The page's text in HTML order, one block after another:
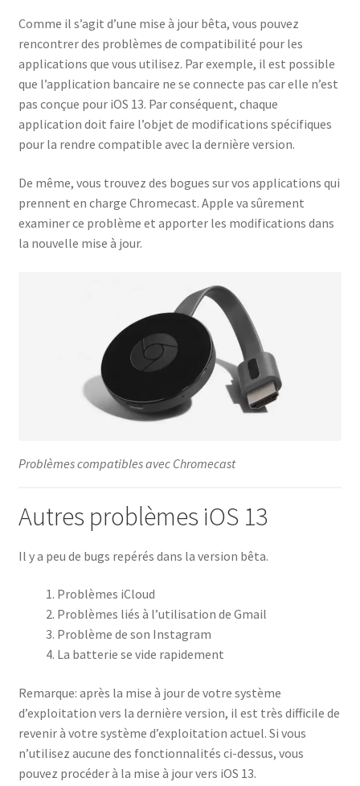
Comme il s’agit d’une mise à jour bêta, vous pouvez
rencontrer des problèmes de compatibilité pour les
applications que vous utilisez. Par exemple, il est possible
que l’application bancaire ne se connecte pas car elle n’est
pas conçue pour iOS 13. Par conséquent, chaque
application doit faire l’objet de modifications spécifiques
pour la rendre compatible avec la dernière version.
De même, vous trouvez des bogues sur vos applications qui
prennent en charge Chromecast. Apple va sûrement
examiner ce problème et apporter les modifications dans
la nouvelle mise à jour.
Problèmes compatibles avec Chromecast
Autres problèmes iOS 13
Il y a peu de bugs repérés dans la version bêta.
Problèmes iCloud
Problèmes liés à l’utilisation de Gmail
Problème de son Instagram
La batterie se vide rapidement
Remarque: après la mise à jour de votre système
d’exploitation vers la dernière version, il est très difficile de
revenir à votre système d’exploitation actuel. Si vous
n’utilisez aucune des fonctionnalités ci-dessus, vous
pouvez procéder à la mise à jour vers iOS 13.